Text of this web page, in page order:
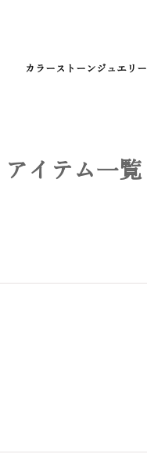
カラーストーンジュエリー
アイテム一覧